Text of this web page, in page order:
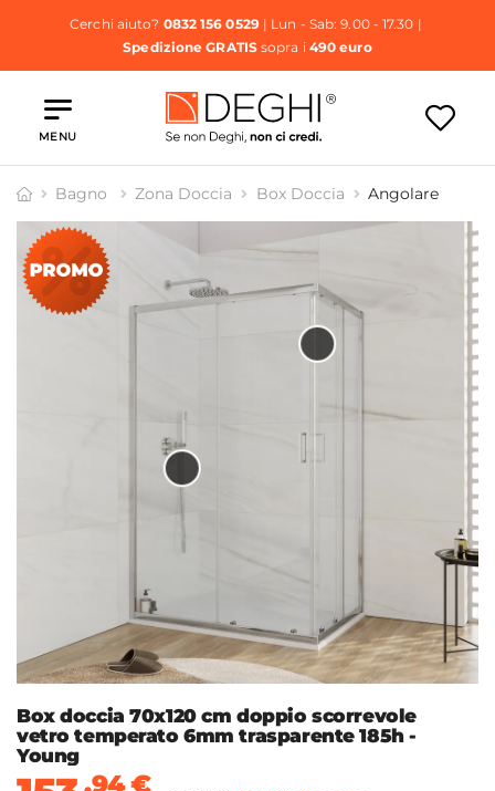
Cerchi aiuto? 0832 156 0529| Lun - Sab: 9.00 - 17.30 |
Spedizione GRATISsopra i 490 euro
MENU
Bagno Zona Doccia Box Doccia Angolare
Box doccia 70x120 cm doppio scorrevole
vetro temperato 6mm trasparente 185h -
Young
,94€